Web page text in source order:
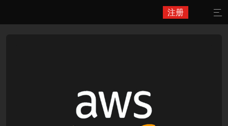
注册 